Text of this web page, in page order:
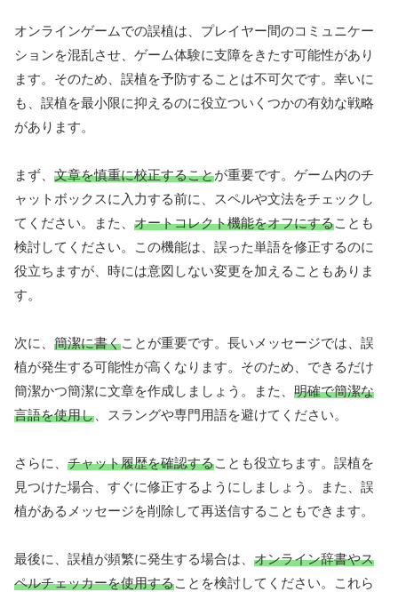
オンラインゲームでの誤植は、プレイヤー間のコミュニケー
ションを混乱させ、ゲーム体験に支障をきたす可能性があり
ます。そのため、誤植を予防することは不可欠です。幸いに
も、誤植を最小限に抑えるのに役立ついくつかの有効な戦略
があります。
まず、 文章を慎重に校正することが重要です。ゲーム内のチ
ャットボックスに入力する前に、スペルや文法をチェックし
てください。また、 オートコレクト機能をオフにすることも
検討してください。この機能は、誤った単語を修正するのに
役立ちますが、時には意図しない変更を加えることもありま
す。
次に、 簡潔に書くことが重要です。長いメッセージでは、誤
植が発生する可能性が高くなります。そのため、できるだけ
簡潔かつ簡潔に文章を作成しましょう。また、 明確で簡潔な
言語を使用し 、スラングや専門用語を避けてください。
さらに、 チャット履歴を確認することも役立ちます。誤植を
見つけた場合、すぐに修正するようにしましょう。また、誤
植があるメッセージを削除して再送信することもできます。
最後に、誤植が頻繁に発生する場合は、 オンライン辞書やス
ペルチェッカーを使用することを検討してください。これら